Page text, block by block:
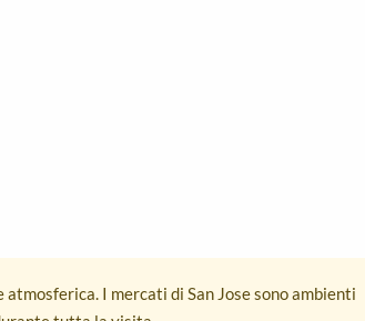
I mercati di San Jose sono ambienti